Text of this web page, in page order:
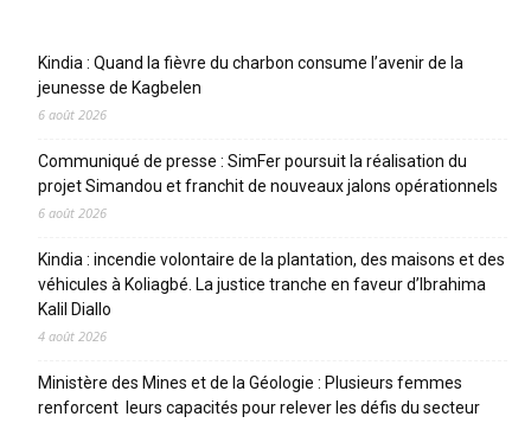
Kindia : Quand la fièvre du charbon consume l’avenir de la
jeunesse de Kagbelen
6 août 2026
Communiqué de presse : SimFer poursuit la réalisation du
projet Simandou et franchit de nouveaux jalons opérationnels
6 août 2026
Kindia : incendie volontaire de la plantation, des maisons et des
véhicules à Koliagbé. La justice tranche en faveur d’Ibrahima
Kalil Diallo
4 août 2026
Ministère des Mines et de la Géologie : Plusieurs femmes
renforcent leurs capacités pour relever les défis du secteur